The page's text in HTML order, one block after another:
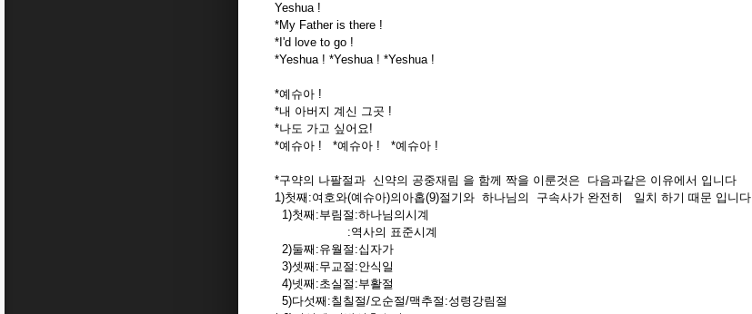
Yeshua !
*My Father is there !
*I'd love to go !
*Yeshua ! *Yeshua ! *Yeshua !
*예슈아 !
*내 아버지 계신 그곳 !
*나도 가고 싶어요!
*예슈아 ! *예슈아 ! *예슈아 !
*구약의 나팔절과 신약의 공중재림 을 함께 짝을 이룬것은 다음과같은 이유에서 입니다
1)첫째:여호와(예슈아)의아홉(9)절기와 하나님의 구속사가 완전히 일치 하기 때문 입니다
1)첫째:부림절:하나님의시계
:역사의 표준시계
2)둘째:유월절:십자가
3)셋째:무교절:안식일
4)넷째:초실절:부활절
5)다섯째:칠칠절/오순절/맥추절:성령강림절